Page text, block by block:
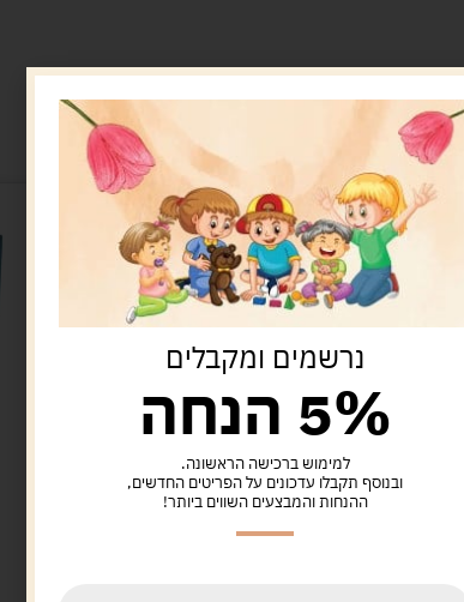
מוצרים קשורים
אביזרים לבובות
מיטה עריסה עץ כולל
נרשמים ומקבלים
5% הנחה
למימוש ברכישה הראשונה.
ובנוסף תקבלו עדכונים על הפריטים החדשים,
ההנחות והמבצעים השווים ביותר!